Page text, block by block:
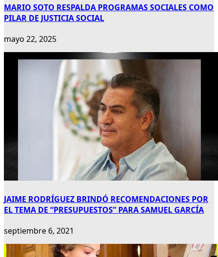
MARIO SOTO RESPALDA PROGRAMAS SOCIALES COMO
PILAR DE JUSTICIA SOCIAL
mayo 22, 2025
JAIME RODRÍGUEZ BRINDÓ RECOMENDACIONES POR
EL TEMA DE “PRESUPUESTOS” PARA SAMUEL GARCÍA
septiembre 6, 2021